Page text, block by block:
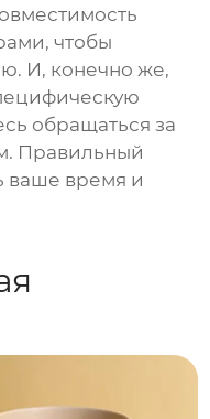
чтобы
И, конечно же,
обращаться за
Правильный
ваше время и